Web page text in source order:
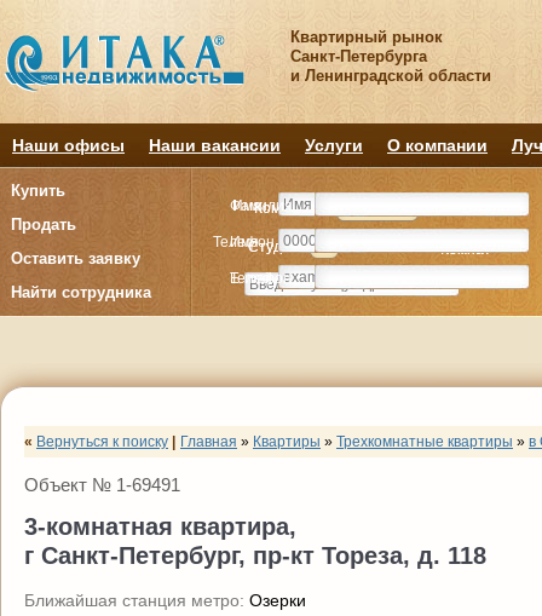
Квартирный рынок
Санкт-Петербурга
и Ленинградской области
Наши офисы Наши вакансии Услуги О компании
Купить
Продать
Оставить заявку
Найти сотрудника
Комнату
Студия Комнат
Комнату
Студия Комнат
Имя
Телефон
E-mail
Фамилия
Имя
Телефон
« Вернуться к поиску Главная » Квартиры » Трехкомнатные квартиры » в
Объект № 1-69491
3-комнатная квартира,
г Санкт-Петербург, пр-кт Тореза, д. 118
Ближайшая станция метро: Озерки